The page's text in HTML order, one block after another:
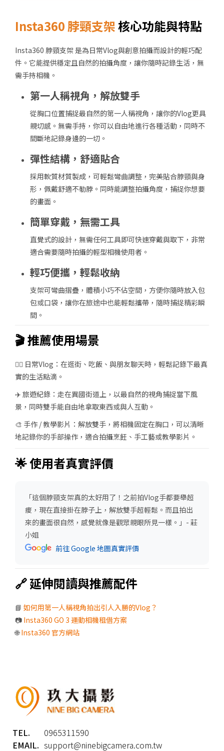
Insta360 脖頸支架核心功能與特點
Insta360 脖頸支架 是為日常Vlog與創意拍攝而設計的輕巧配
件。它能提供穩定且自然的拍攝角度，讓你隨時記錄生活，無
需手持相機。
第一人稱視角，解放雙手
從胸口位置捕捉最自然的第一人稱視角，讓你的Vlog更具
親切感。無需手持，你可以自由地進行各種活動，同時不
間斷地記錄身邊的一切。
彈性結構，舒適貼合
採用軟質材質製成，可輕鬆彎曲調整，完美貼合脖頸與身
形，佩戴舒適不勒脖。同時能調整拍攝角度，捕捉你想要
的畫面。
簡單穿戴，無需工具
直覺式的設計，無需任何工具即可快速穿戴與取下，非常
適合需要隨時拍攝的輕型相機使用者。
輕巧便攜，輕鬆收納
支架可彎曲摺疊，體積小巧不佔空間，方便你隨時放入包
包或口袋，讓你在旅途中也能輕鬆攜帶，隨時捕捉精彩瞬
間。
🎬 推薦使用場景
🚶‍♂️ 日常Vlog ：在逛街、吃飯、與朋友聊天時，輕鬆記錄下最真
實的生活點滴。
✈️ 旅遊紀錄 ：走在異國街道上，以最自然的視角捕捉當下風
景，同時雙手能自由地拿取東西或與人互動。
🎨 手作 / 教學影片 ：解放雙手，將相機固定在胸口，可以清晰
地記錄你的手部操作，適合拍攝烹飪、手工藝或教學影片。
🌟 使用者真實評價
「這個脖頸支架真的太好用了！之前拍Vlog手都要舉超
痠，現在直接掛在脖子上，解放雙手超輕鬆。而且拍出
來的畫面很自然，感覺就像是觀眾親眼所見一樣。 」- 莊
小姐
前往 Google 地圖真實評價
🔗 延伸閱讀與推薦配件
📘 如何用第一人稱視角拍出引人入勝的Vlog？
📷 Insta360 GO 3 運動相機租借方案
🌐Insta360 官方網站
TEL.
0965311590
EMAIL. support@ninebigcamera.com.tw